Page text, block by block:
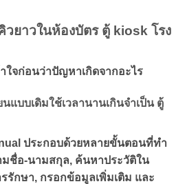
วยาวในห้องบัตร ตู้ kiosk โรง
ใจก่อนว่าปัญหาเกิดจากอะไร
แบบเดิมใช้เวลานานเกินจำเป็น ตู้
ประกอบด้วยหลายขั้นตอนที่ทำ
ชื่อ-นามสกุล, ค้นหาประวัติใน
รักษา, กรอกข้อมูลเพิ่มเติม และ